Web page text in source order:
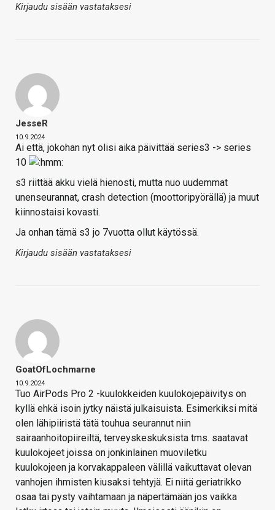
Kirjaudu sisään vastataksesi
JesseR
10.9.2024
Ai että, jokohan nyt olisi aika päivittää series3 -> series
10
s3 riittää akku vielä hienosti, mutta nuo uudemmat
unenseurannat, crash detection (moottoripyörällä) ja muut
kiinnostaisi kovasti.
Ja onhan tämä s3 jo 7vuotta ollut käytössä.
Kirjaudu sisään vastataksesi
GoatOfLochmarne
10.9.2024
Tuo AirPods Pro 2 -kuulokkeiden kuulokojepäivitys on
kyllä ehkä isoin jytky näistä julkaisuista. Esimerkiksi mitä
olen lähipiiristä tätä touhua seurannut niin
sairaanhoitopiireiltä, terveyskeskuksista tms. saatavat
kuulokojeet joissa on jonkinlainen muoviletku
kuulokojeen ja korvakappaleen välillä vaikuttavat olevan
vanhojen ihmisten kiusaksi tehtyjä. Ei niitä geriatrikko
osaa tai pysty vaihtamaan ja näpertämään jos vaikka